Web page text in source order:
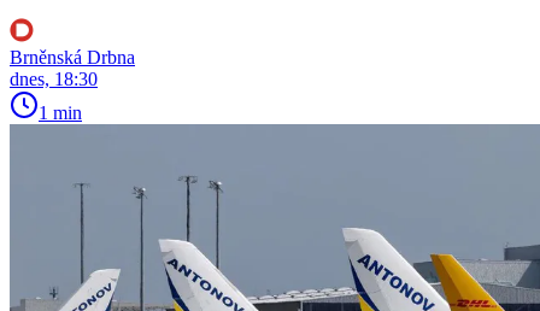
Brněnská Drbna
dnes, 18:30
1 min